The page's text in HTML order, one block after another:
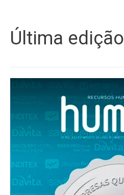
Última edição